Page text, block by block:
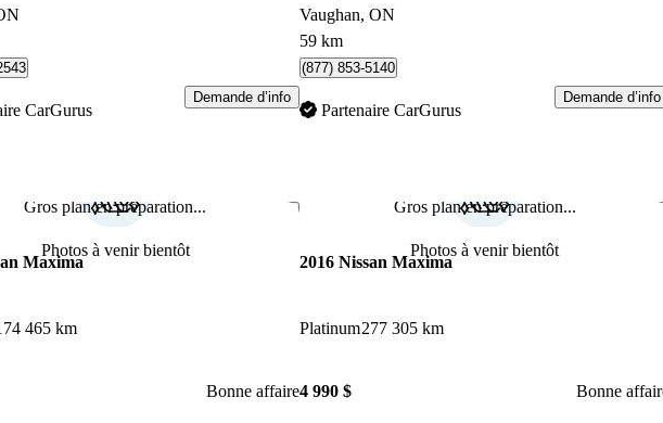
CarGurus
Demande d’info
Vaughan, ON
59 km
(877) 853-5140
Partenaire CarGurus
Demande d’info
annonce
Gros plan en préparation...
Photos à venir bientôt
Enregistrer cette annonce
Maxima
465 km
Bonne affaire
Gros plan en préparation...
Photos à venir bientôt
2016 Nissan Maxima
Platinum277 305 km
4 990 $ Bonne